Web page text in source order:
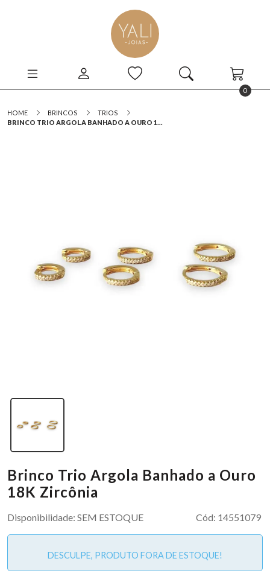
0
HOME BRINCOS
TRIOS
BRINCO TRIO ARGOLA BANHADO A OURO 1...
Brinco Trio Argola Banhado a Ouro
18K Zircônia
Disponibilidade: SEM ESTOQUE Cód: 14551079
DESCULPE, PRODUTO FORA DE ESTOQUE!